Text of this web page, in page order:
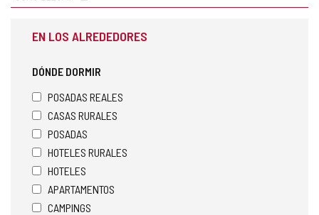
EN LOS ALREDEDORES
DÓNDE DORMIR
POSADAS REALES
CASAS RURALES
POSADAS
HOTELES RURALES
HOTELES
APARTAMENTOS
CAMPINGS